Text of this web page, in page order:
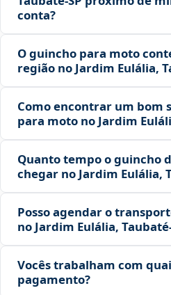
conta?
O guincho para moto
região no Jardim Eulália,
Como encontrar um bom
para moto no Jardim
Quanto tempo o guincho
chegar no Jardim Eulália,
Posso agendar o
no Jardim Eulália,
Vocês trabalham com
pagamento?